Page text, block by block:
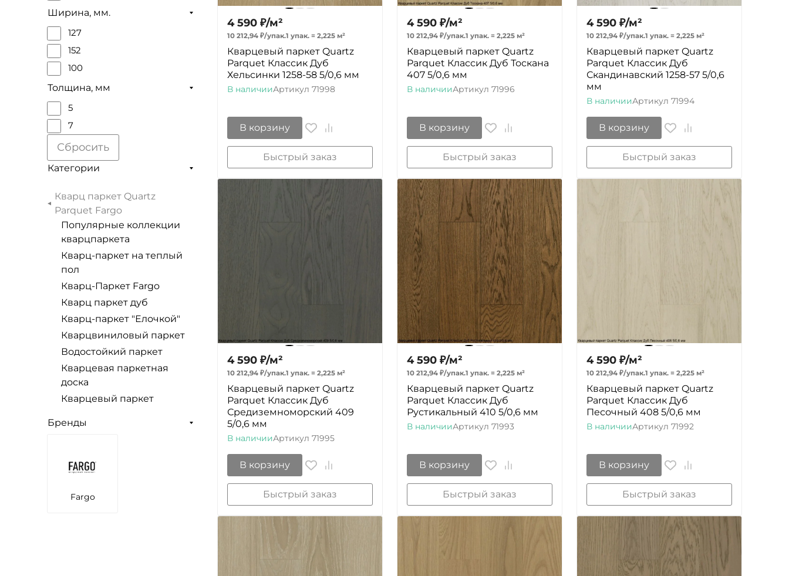
Ширина, мм.
127
152
100
Толщина, мм
5
7
Сбросить
Категории
Кварц паркет Quartz
Parquet Fargo
Популярные коллекции
кварцпаркета
Кварц-паркет на теплый
пол
Кварц-Паркет Fargo
Кварц паркет дуб
Кварц-паркет "Елочкой"
Кварцвиниловый паркет
Водостойкий паркет
Кварцевая паркетная
доска
Кварцевый паркет
Бренды
Fargo
4 590 ₽/м²
10 212,94 ₽/упак.1 упак. = 2,225 м²
Кварцевый паркет Quartz
Parquet Классик Дуб
Хельсинки 1258-58 5/0,6 мм
В наличииАртикул 71998
В корзину
Быстрый заказ
4 590 ₽/м²
10 212,94 ₽/упак.1 упак.= 2,225 м²
Кварцевый паркет Quartz
Parquet Классик Дуб Тоскана
407 5/0,6 мм
В наличииАртикул 71996
В корзину
Быстрый заказ
4 590 ₽/м²
10 212,94 ₽/упак.1 упак.= 2,225 м²
Кварцевый паркет Quartz
Parquet Классик Дуб
Скандинавский 1258-57 5/0,6
мм
В наличииАртикул 71994
В корзину
Быстрый заказ
4 590 ₽/м²
10 212,94 ₽/упак.1 упак. = 2,225 м²
Кварцевый паркет Quartz
Parquet Классик Дуб
Средиземноморский 409
5/0,6 мм
В наличииАртикул 71995
В корзину
Быстрый заказ
4 590 ₽/м²
10 212,94 ₽/упак.1 упак.= 2,225 м²
Кварцевый паркет Quartz
Parquet Классик Дуб
Рустикальный 410 5/0,6 мм
В наличииАртикул 71993
В корзину
Быстрый заказ
4 590 ₽/м²
10 212,94 ₽/упак.1 упак.= 2,225 м²
Кварцевый паркет Quartz
Parquet Классик Дуб
Песочный 408 5/0,6 мм
В наличииАртикул 71992
В корзину
Быстрый заказ